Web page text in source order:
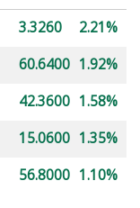
3.3260
2.21%
60.6400 1.92%
42.3600 1.58%
15.0600 1.35%
56.8000 1.10%